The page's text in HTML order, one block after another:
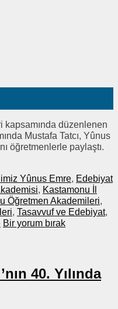
kapsamında düzenlenen
Mustafa Tatcı, Yûnus
öğretmenlerle paylaştı.
Yûnus Emre, Edebiyat
, Kastamonu İl
Öğretmen Akademileri,
, Tasavvuf ve Edebiyat,
Bir yorum bırak
40. Yılında